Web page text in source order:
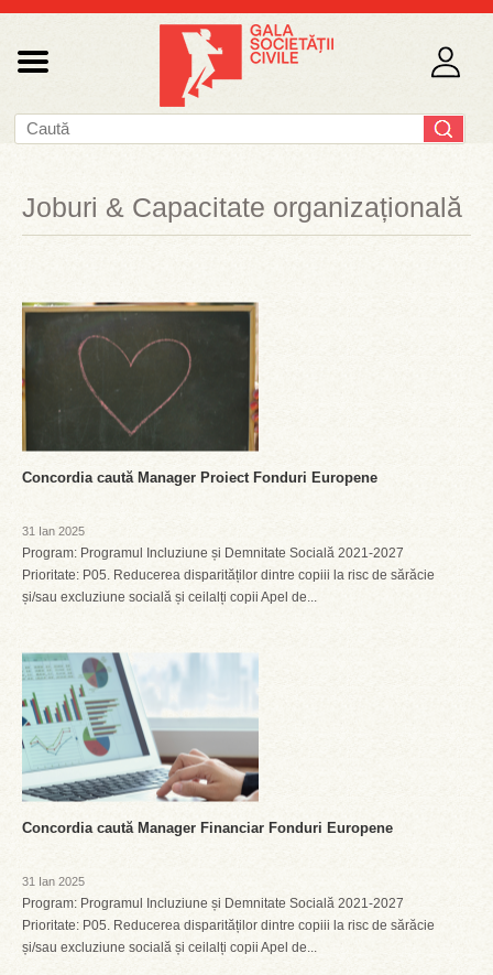
Joburi & Capacitate organizațională
Concordia caută Manager Proiect Fonduri Europene
31 Ian 2025
Program: Programul Incluziune și Demnitate Socială 2021-2027
Prioritate: P05. Reducerea disparităților dintre copiii la risc de sărăcie
și/sau excluziune socială și ceilalți copii Apel de...
Concordia caută Manager Financiar Fonduri Europene
31 Ian 2025
Program: Programul Incluziune și Demnitate Socială 2021-2027
Prioritate: P05. Reducerea disparităților dintre copiii la risc de sărăcie
și/sau excluziune socială și ceilalți copii Apel de...